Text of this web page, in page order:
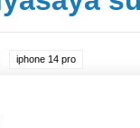
iphone 14 pro